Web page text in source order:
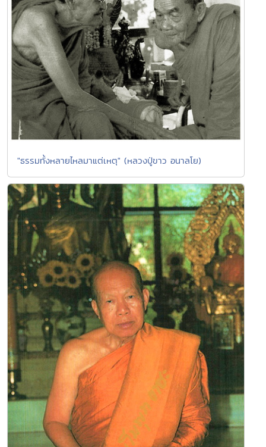
"ธรรมทั้งหลายไหลมาแต่เหตุ" (หลวงปู่ขาว อนาลโย)